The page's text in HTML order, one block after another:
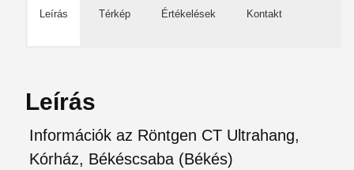
Leírás Térkép Értékelések Kontakt
Leírás
Információk az Röntgen CT Ultrahang,
Kórház, Békéscsaba (Békés)